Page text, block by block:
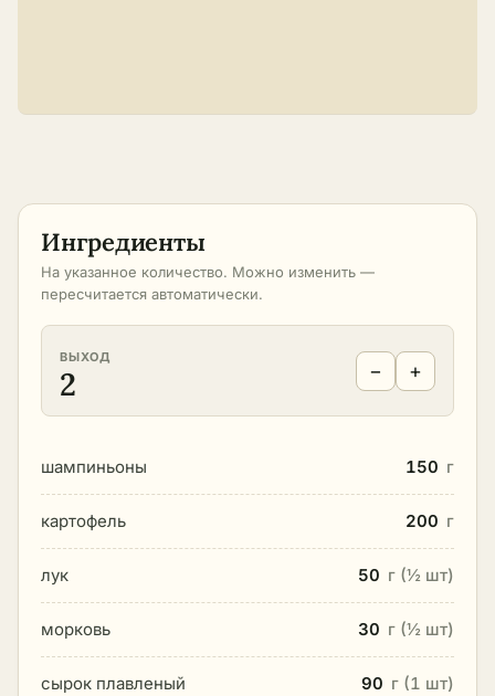
Ингредиенты
На указанное количество. Можно изменить —
пересчитается автоматически.
ВЫХОД
2 − +
шампиньоны 150 г
картофель 200 г
лук 50 г (½ шт)
морковь 30 г (½ шт)
сырок плавленый 90 г (1 шт)